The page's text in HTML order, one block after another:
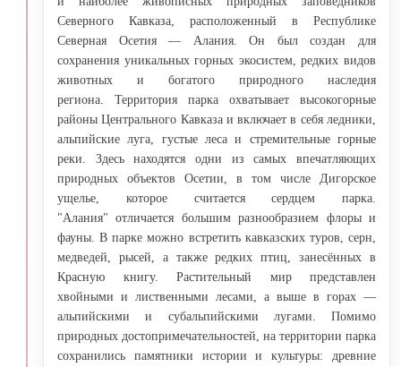
Северного Кавказа, расположенный в Республике
Северная Осетия — Алания. Он был создан для
сохранения уникальных горных экосистем, редких видов
животных и богатого природного наследия
региона. Территория парка охватывает высокогорные
районы Центрального Кавказа и включает в себя ледники,
альпийские луга, густые леса и стремительные горные
реки. Здесь находятся одни из самых впечатляющих
природных объектов Осетии, в том числе Дигорское
ущелье, которое считается сердцем парка.
"Алания" отличается большим разнообразием флоры и
фауны. В парке можно встретить кавказских туров, серн,
медведей, рысей, а также редких птиц, занесённых в
Красную книгу. Растительный мир представлен
хвойными и лиственными лесами, а выше в горах —
альпийскими и субальпийскими лугами. Помимо
природных достопримечательностей, на территории парка
сохранились памятники истории и культуры: древние